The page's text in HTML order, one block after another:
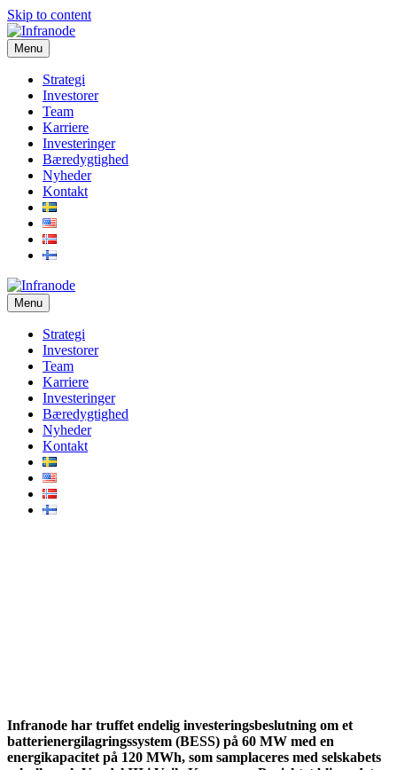
Skip to content
Menu
Strategi
Investorer
Team
Karriere
Investeringer
Bæredygtighed
Nyheder
Kontakt
Menu
Strategi
Investorer
Team
Karriere
Investeringer
Bæredygtighed
Nyheder
Kontakt
Infranode har truffet endelig investeringsbeslutning om et
batterienergilagringssystem (BESS) på 60 MW med en
energikapacitet på 120 MWh, som samplaceres med selskabets